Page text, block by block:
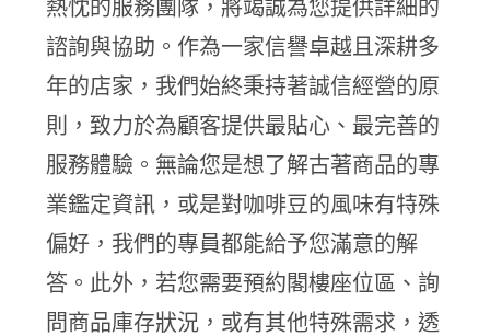
熱忱的服務團隊，將竭誠為您提供詳細的
諮詢與協助。作為一家信譽卓越且深耕多
年的店家，我們始終秉持著誠信經營的原
則，致力於為顧客提供最貼心、最完善的
服務體驗。無論您是想了解古著商品的專
業鑑定資訊，或是對咖啡豆的風味有特殊
偏好，我們的專員都能給予您滿意的解
答。此外，若您需要預約閣樓座位區、詢
問商品庫存狀況，或有其他特殊需求，透